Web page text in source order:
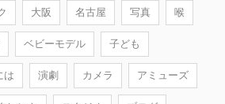
大阪 名古屋 写真 喉
ベビーモデル 子ども
は 演劇 カメラ アミューズ